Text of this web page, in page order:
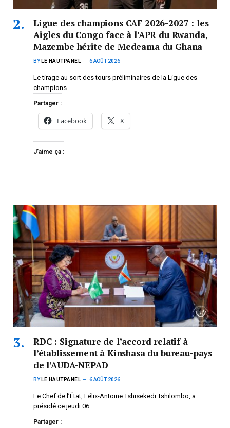
Ligue des champions CAF 2026-2027 : les
Aigles du Congo face à l’APR du Rwanda,
Mazembe hérite de Medeama du Ghana
BY LE HAUTPANEL 6 AOÛT 2026
Le tirage au sort des tours préliminaires de la Ligue des
champions…
Partager :
Facebook X
J’aime ça :
RDC : Signature de l’accord relatif à
l’établissement à Kinshasa du bureau-pays
de l’AUDA-NEPAD
BY LE HAUTPANEL 6 AOÛT 2026
Le Chef de l’État, Félix-Antoine Tshisekedi Tshilombo, a
présidé ce jeudi 06…
Partager :